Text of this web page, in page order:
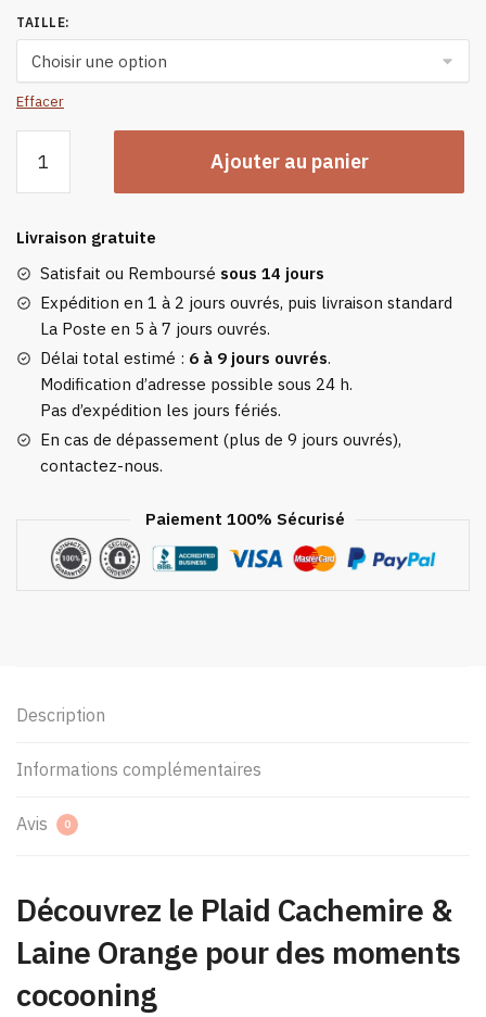
TAILLE:
Effacer
Plaid
&
Laine
Orange
Ajouter au panier
Livraison gratuite
Satisfait ou Remboursé sous 14 jours
Expédition en 1 à 2 jours ouvrés, puis livraison standard
La Poste en 5 à 7 jours ouvrés.
Délai total estimé : 6 à 9 jours ouvrés.
Modification d’adresse possible sous 24 h.
Pas d’expédition les jours fériés.
En cas de dépassement (plus de 9 jours ouvrés),
contactez-nous.
Paiement 100% Sécurisé
Description
Informations complémentaires
Avis 0
Découvrez le Plaid Cachemire &
Laine Orange pour des moments
cocooning